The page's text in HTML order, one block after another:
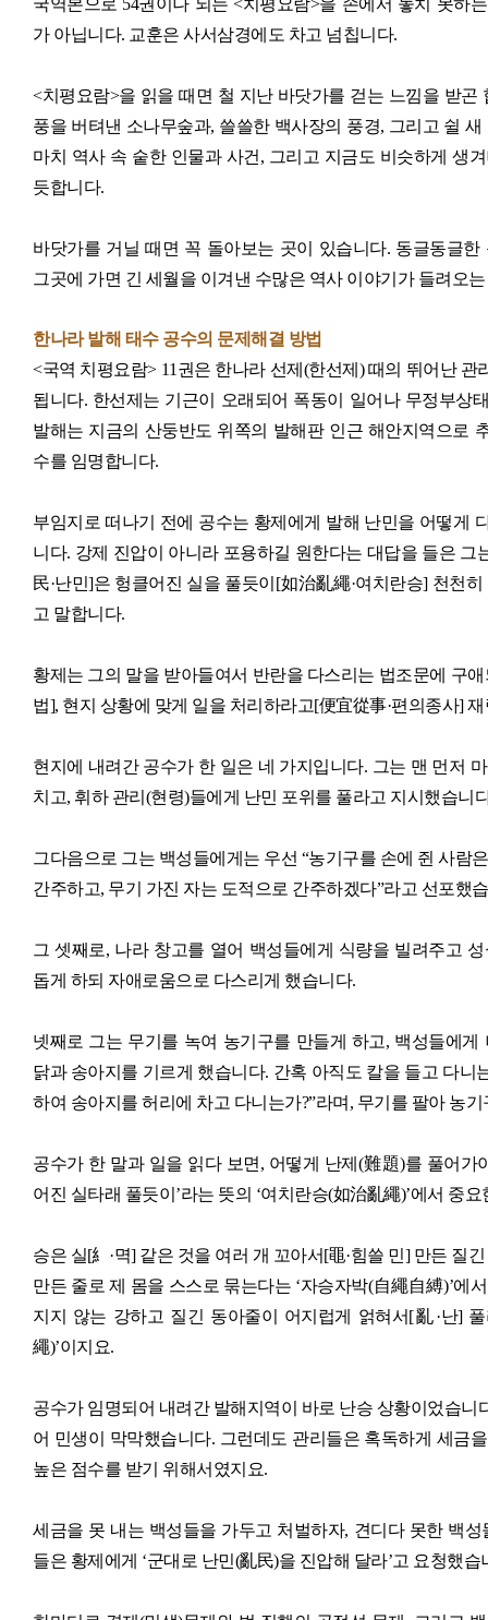
국역본으로 54권이나 되는 <치평요람>을 손에서 놓치 못하
가 아닙니다. 교훈은 사서삼경에도 차고 넘칩니다.
<치평요람>을 읽을 때면 철 지난 바닷가를 걷는 느낌을 받곤
풍을 버텨낸 소나무숲과, 쓸쓸한 백사장의 풍경, 그리고 쉴
마치 역사 속 숱한 인물과 사건, 그리고 지금도 비슷하게 생
듯합니다.
바닷가를 거닐 때면 꼭 돌아보는 곳이 있습니다. 동글동글한
그곳에 가면 긴 세월을 이겨낸 수많은 역사 이야기가 들려오
한나라 발해 태수 공수의 문제해결 방법
<국역 치평요람> 11권은 한나라 선제(한선제) 때의 뛰어난 관
됩니다. 한선제는 기근이 오래되어 폭동이 일어나 무정부상
발해는 지금의 산둥반도 위쪽의 발해판 인근 해안지역으로
수를 임명합니다.
부임지로 떠나기 전에 공수는 황제에게 발해 난민을 어떻게
니다. 강제 진압이 아니라 포용하길 원한다는 대답을 들은 그
民·난민]은 헝클어진 실을 풀듯이[如治亂繩·여치란승] 천천
고 말합니다.
황제는 그의 말을 받아들여서 반란을 다스리는 법조문에 구
법], 현지 상황에 맞게 일을 처리하라고[便宜從事·편의종사]
현지에 내려간 공수가 한 일은 네 가지입니다. 그는 맨 먼저
치고, 휘하 관리(현령)들에게 난민 포위를 풀라고 지시했습니
그다음으로 그는 백성들에게는 우선 “농기구를 손에 쥔 사람
간주하고, 무기 가진 자는 도적으로 간주하겠다”라고 선포했
그 셋째로, 나라 창고를 열어 백성들에게 식량을 빌려주고
돕게 하되 자애로움으로 다스리게 했습니다.
넷째로 그는 무기를 녹여 농기구를 만들게 하고, 백성들에게
닭과 송아지를 기르게 했습니다. 간혹 아직도 칼을 들고 다니
하여 송아지를 허리에 차고 다니는가?”라며, 무기를 팔아 농
공수가 한 말과 일을 읽다 보면, 어떻게 난제(難題)를 풀어가
어진 실타래 풀듯이’라는 뜻의 ‘여치란승(如治亂繩)’에서 중요
승은 실[糹·멱] 같은 것을 여러 개 꼬아서[黽·힘쓸 민] 만든 질
만든 줄로 제 몸을 스스로 묶는다는 ‘자승자박(自繩自縛)’에
지지 않는 강하고 질긴 동아줄이 어지럽게 얽혀서[亂·난]
繩)’이지요.
공수가 임명되어 내려간 발해지역이 바로 난승 상황이었습니
어 민생이 막막했습니다. 그런데도 관리들은 혹독하게 세금
높은 점수를 받기 위해서였지요.
세금을 못 내는 백성들을 가두고 처벌하자, 견디다 못한 백
들은 황제에게 ‘군대로 난민(亂民)을 진압해 달라’고 요청했습